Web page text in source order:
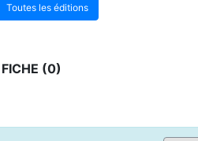
Toutes les éditions
(0)